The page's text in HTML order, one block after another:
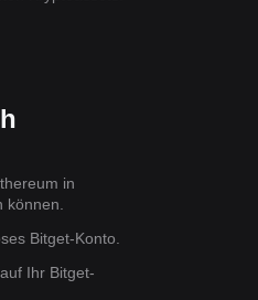
in
Bitget-Konto.
Ihr Bitget-